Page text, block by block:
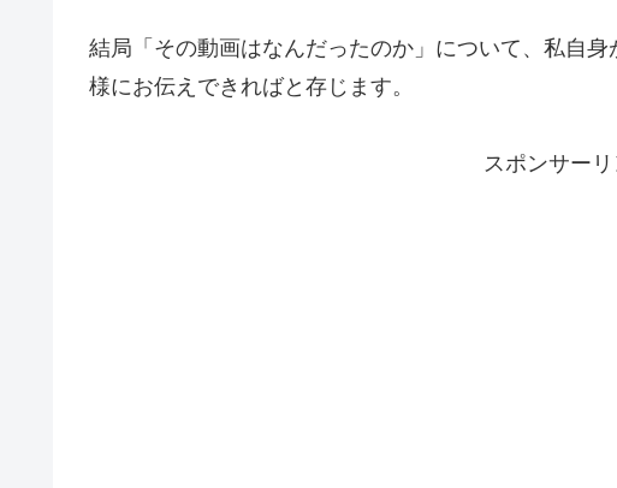
結局「その動画はなんだったのか」について、私自
様にお伝えできればと存じます。
スポンサーリ